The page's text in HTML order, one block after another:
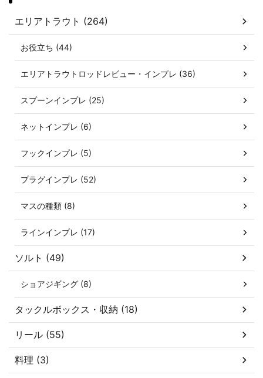
エリアトラウト (264)
お役立ち (44)
エリアトラウトロッドレビュー・インプレ (36)
スプーンインプレ (25)
ネットインプレ (6)
フックインプレ (5)
プラグインプレ (52)
マスの種類 (8)
ラインインプレ (17)
ソルト (49)
ショアジギング (8)
タックルボックス・収納 (18)
リール (55)
料理 (3)